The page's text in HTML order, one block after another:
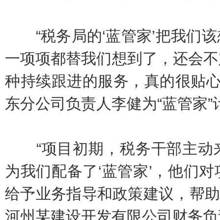
“税务局的‘蓝管家’把我们
一项项都替我们想到了，还会
种持续跟进的服务，真的很贴
东分公司负责人李健为“蓝管家”
“项目初期，税务干部主动
为我们配备了‘蓝管家’，他们
给予业务指导和政策建议，帮
河州某建设开发有限公司财务